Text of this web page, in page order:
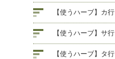
【使うハーブ】カ行
【使うハーブ】サ行
【使うハーブ】タ行